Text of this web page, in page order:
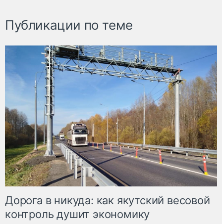
Публикации по теме
Дорога в никуда: как якутский весовой
контроль душит экономику